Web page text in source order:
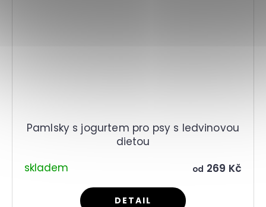
Pamlsky s jogurtem pro psy s ledvinovou
dietou
skladem
od 269 Kč
DETAIL